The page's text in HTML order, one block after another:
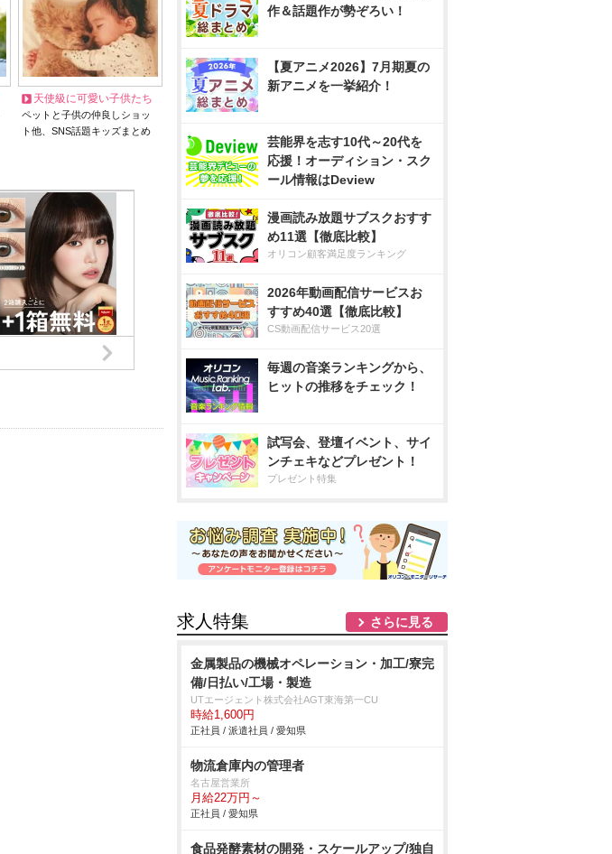
天使級に可愛い子供たち
ペットと子供の仲良しショッ
ト他、SNS話題キッズまとめ
作＆話題作が勢ぞろい！
【夏アニメ2026】7月期夏の
新アニメを一挙紹介！
芸能界を志す10代～20代を
応援！オーディション・スク
ール情報はDeview
漫画読み放題サブスクおすす
め11選【徹底比較】
オリコン顧客満足度ランキング
2026年動画配信サービスお
すすめ40選【徹底比較】
CS動画配信サービス20選
毎週の音楽ランキングから、
ヒットの推移をチェック！
試写会、登壇イベント、サイ
ンチェキなどプレゼント！
プレゼント特集
求人特集 さらに見る
金属製品の機械オペレーション・加工/寮完
備/日払い/工場・製造
UTエージェント株式会社AGT東海第一CU
時給1,600円
正社員 / 派遣社員 / 愛知県
物流倉庫内の管理者
名古屋営業所
月給22万円～
正社員 / 愛知県
食品発酵素材の開発・スケールアップ/独自